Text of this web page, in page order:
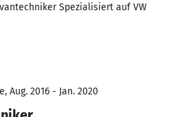
Spezialisiert auf VW
Aug. 2016 - Jan. 2020